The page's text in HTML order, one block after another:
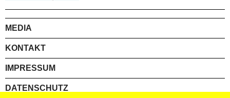
MEDIA
KONTAKT
IMPRESSUM
DATENSCHUTZ